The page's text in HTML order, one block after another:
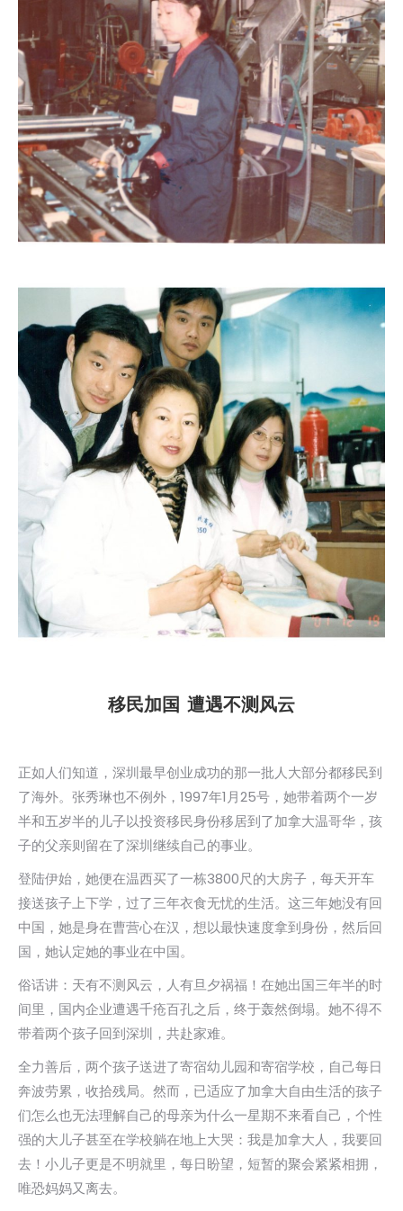
移民加国 遭遇不测风云
正如人们知道，深圳最早创业成功的那一批人大部分都移民到
了海外。张秀琳也不例外，1997年1月25号，她带着两个一岁
半和五岁半的儿子以投资移民身份移居到了加拿大温哥华，孩
子的父亲则留在了深圳继续自己的事业。
登陆伊始，她便在温西买了一栋3800尺的大房子，每天开车
接送孩子上下学，过了三年衣食无忧的生活。这三年她没有回
中国，她是身在曹营心在汉，想以最快速度拿到身份，然后回
国，她认定她的事业在中国。
俗话讲：天有不测风云，人有旦夕祸福！在她出国三年半的时
间里，国内企业遭遇千疮百孔之后，终于轰然倒塌。她不得不
带着两个孩子回到深圳，共赴家难。
全力善后，两个孩子送进了寄宿幼儿园和寄宿学校，自己每日
奔波劳累，收拾残局。然而，已适应了加拿大自由生活的孩子
们怎么也无法理解自己的母亲为什么一星期不来看自己，个性
强的大儿子甚至在学校躺在地上大哭：我是加拿大人，我要回
去！小儿子更是不明就里，每日盼望，短暂的聚会紧紧相拥，
唯恐妈妈又离去。